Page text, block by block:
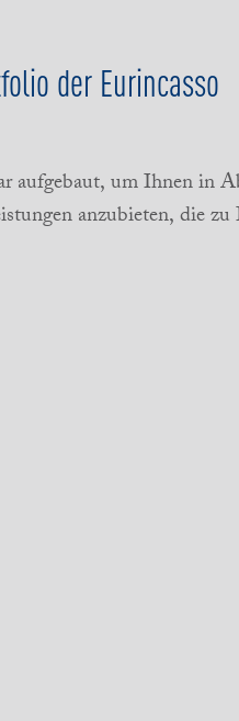
der Eurincasso
aufgebaut, um Ihnen in
anzubieten, die